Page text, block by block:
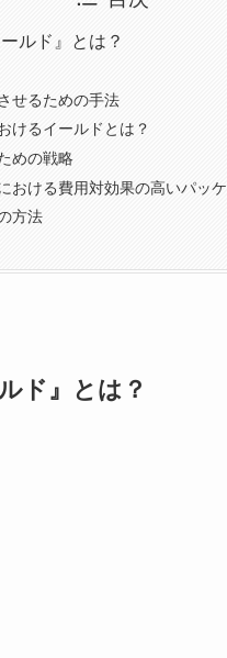
ルド』とは？
せるための手法
けるイールドとは？
めの戦略
おける費用対効果の高いパッ
方法
ド』とは？